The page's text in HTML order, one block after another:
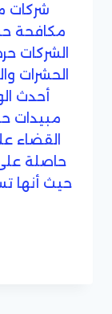
شركات
مكافحة
الشركات
الحشرات
أحدث
مبيدات
القضاء
حاصلة
حيث أنها